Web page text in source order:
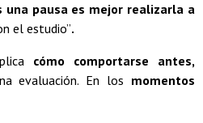
una pausa es mejor realizarla a
el estudio”.
cómo comportarse antes,
evaluación. En los momentos